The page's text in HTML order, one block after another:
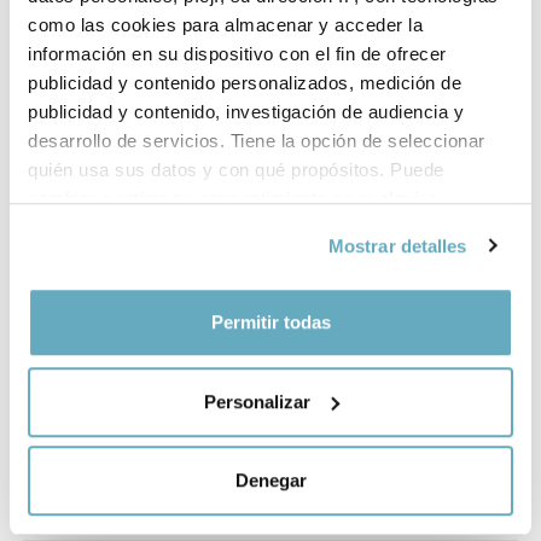
como las cookies para almacenar y acceder la
información en su dispositivo con el fin de ofrecer
publicidad y contenido personalizados, medición de
publicidad y contenido, investigación de audiencia y
desarrollo de servicios. Tiene la opción de seleccionar
quién usa sus datos y con qué propósitos. Puede
cambiar o retirar su consentimiento en cualquier
Si lo permite, también quisiéramos:
geográfica que puede tener una precisión de varios
Identificar su dispositivo analizándolo activamente
Mostrar detalles
Permitir todas
Personalizar
Denegar
Nota de prensa
Vídeos relacionados
Desmitificando la crianza natural, con Eva Millet -
Leer es vida